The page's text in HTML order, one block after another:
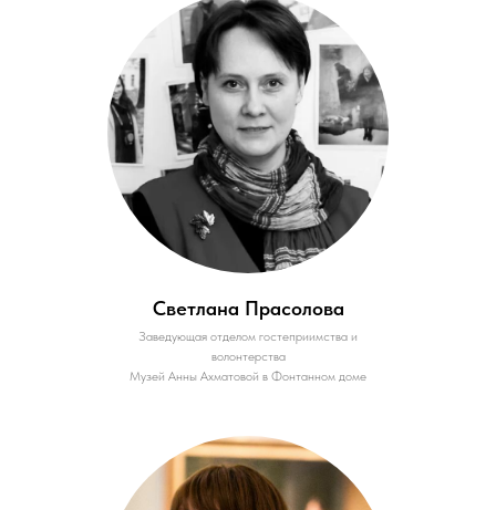
Светлана Прасолова
Заведующая отделом гостеприимства и
волонтерства
Музей Анны Ахматовой в Фонтанном доме